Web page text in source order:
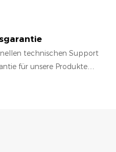
technischen Support
für unsere Produkte